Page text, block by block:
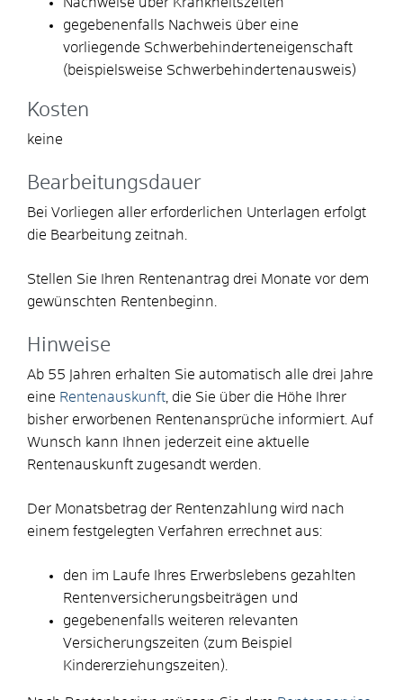
gegebenenfalls Nachweis über eine
vorliegende Schwerbehinderteneigenschaft
(beispielsweise Schwerbehindertenausweis)
Kosten
keine
Bearbeitungsdauer
Bei Vorliegen aller erforderlichen Unterlagen erfolgt
die Bearbeitung zeitnah.
Stellen Sie Ihren Rentenantrag drei Monate vor dem
gewünschten Rentenbeginn.
Hinweise
Ab 55 Jahren erhalten Sie automatisch alle drei Jahre
eine Rentenauskunft , die Sie über die Höhe Ihrer
bisher erworbenen Rentenansprüche informiert. Auf
Wunsch kann Ihnen jederzeit eine aktuelle
Rentenauskunft zugesandt werden.
Der Monatsbetrag der Rentenzahlung wird nach
einem festgelegten Verfahren errechnet aus:
den im Laufe Ihres Erwerbslebens gezahlten
Rentenversicherungsbeiträgen und
gegebenenfalls weiteren relevanten
Versicherungszeiten (zum Beispiel
Kindererziehungszeiten).